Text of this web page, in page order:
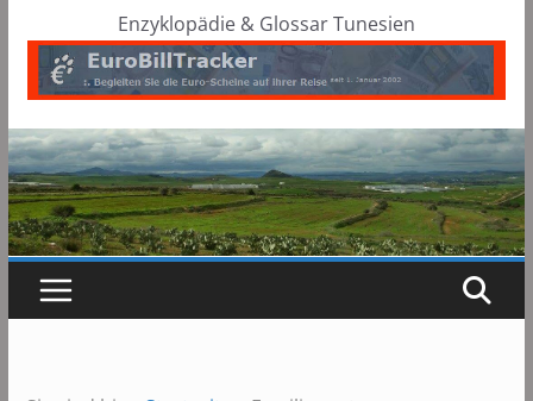
Enzyklopädie & Glossar Tunesien